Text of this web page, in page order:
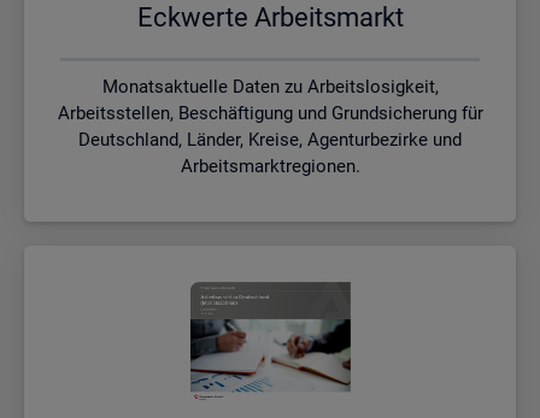
Eck­wer­te Ar­beits­markt
Monatsaktuelle Daten zu Arbeitslosigkeit,
Arbeitsstellen, Beschäftigung und Grundsicherung für
Deutschland, Länder, Kreise, Agenturbezirke und
Arbeitsmarktregionen.